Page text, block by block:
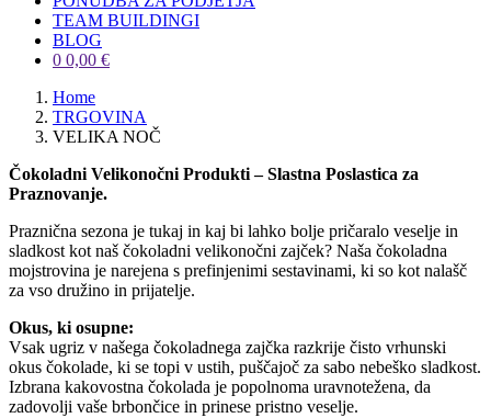
TEAM BUILDINGI
BLOG
0 0,00 €
Home
TRGOVINA
VELIKA NOČ
Čokoladni Velikonočni Produkti – Slastna Poslastica za
Praznovanje.
Praznična sezona je tukaj in kaj bi lahko bolje pričaralo veselje in
sladkost kot naš čokoladni velikonočni zajček? Naša čokoladna
mojstrovina je narejena s prefinjenimi sestavinami, ki so kot nalašč
za vso družino in prijatelje.
Okus, ki osupne:
Vsak ugriz v našega čokoladnega zajčka razkrije čisto vrhunski
okus čokolade, ki se topi v ustih, puščajoč za sabo nebeško sladkost.
Izbrana kakovostna čokolada je popolnoma uravnotežena, da
zadovolji vaše brbončice in prinese pristno veselje.